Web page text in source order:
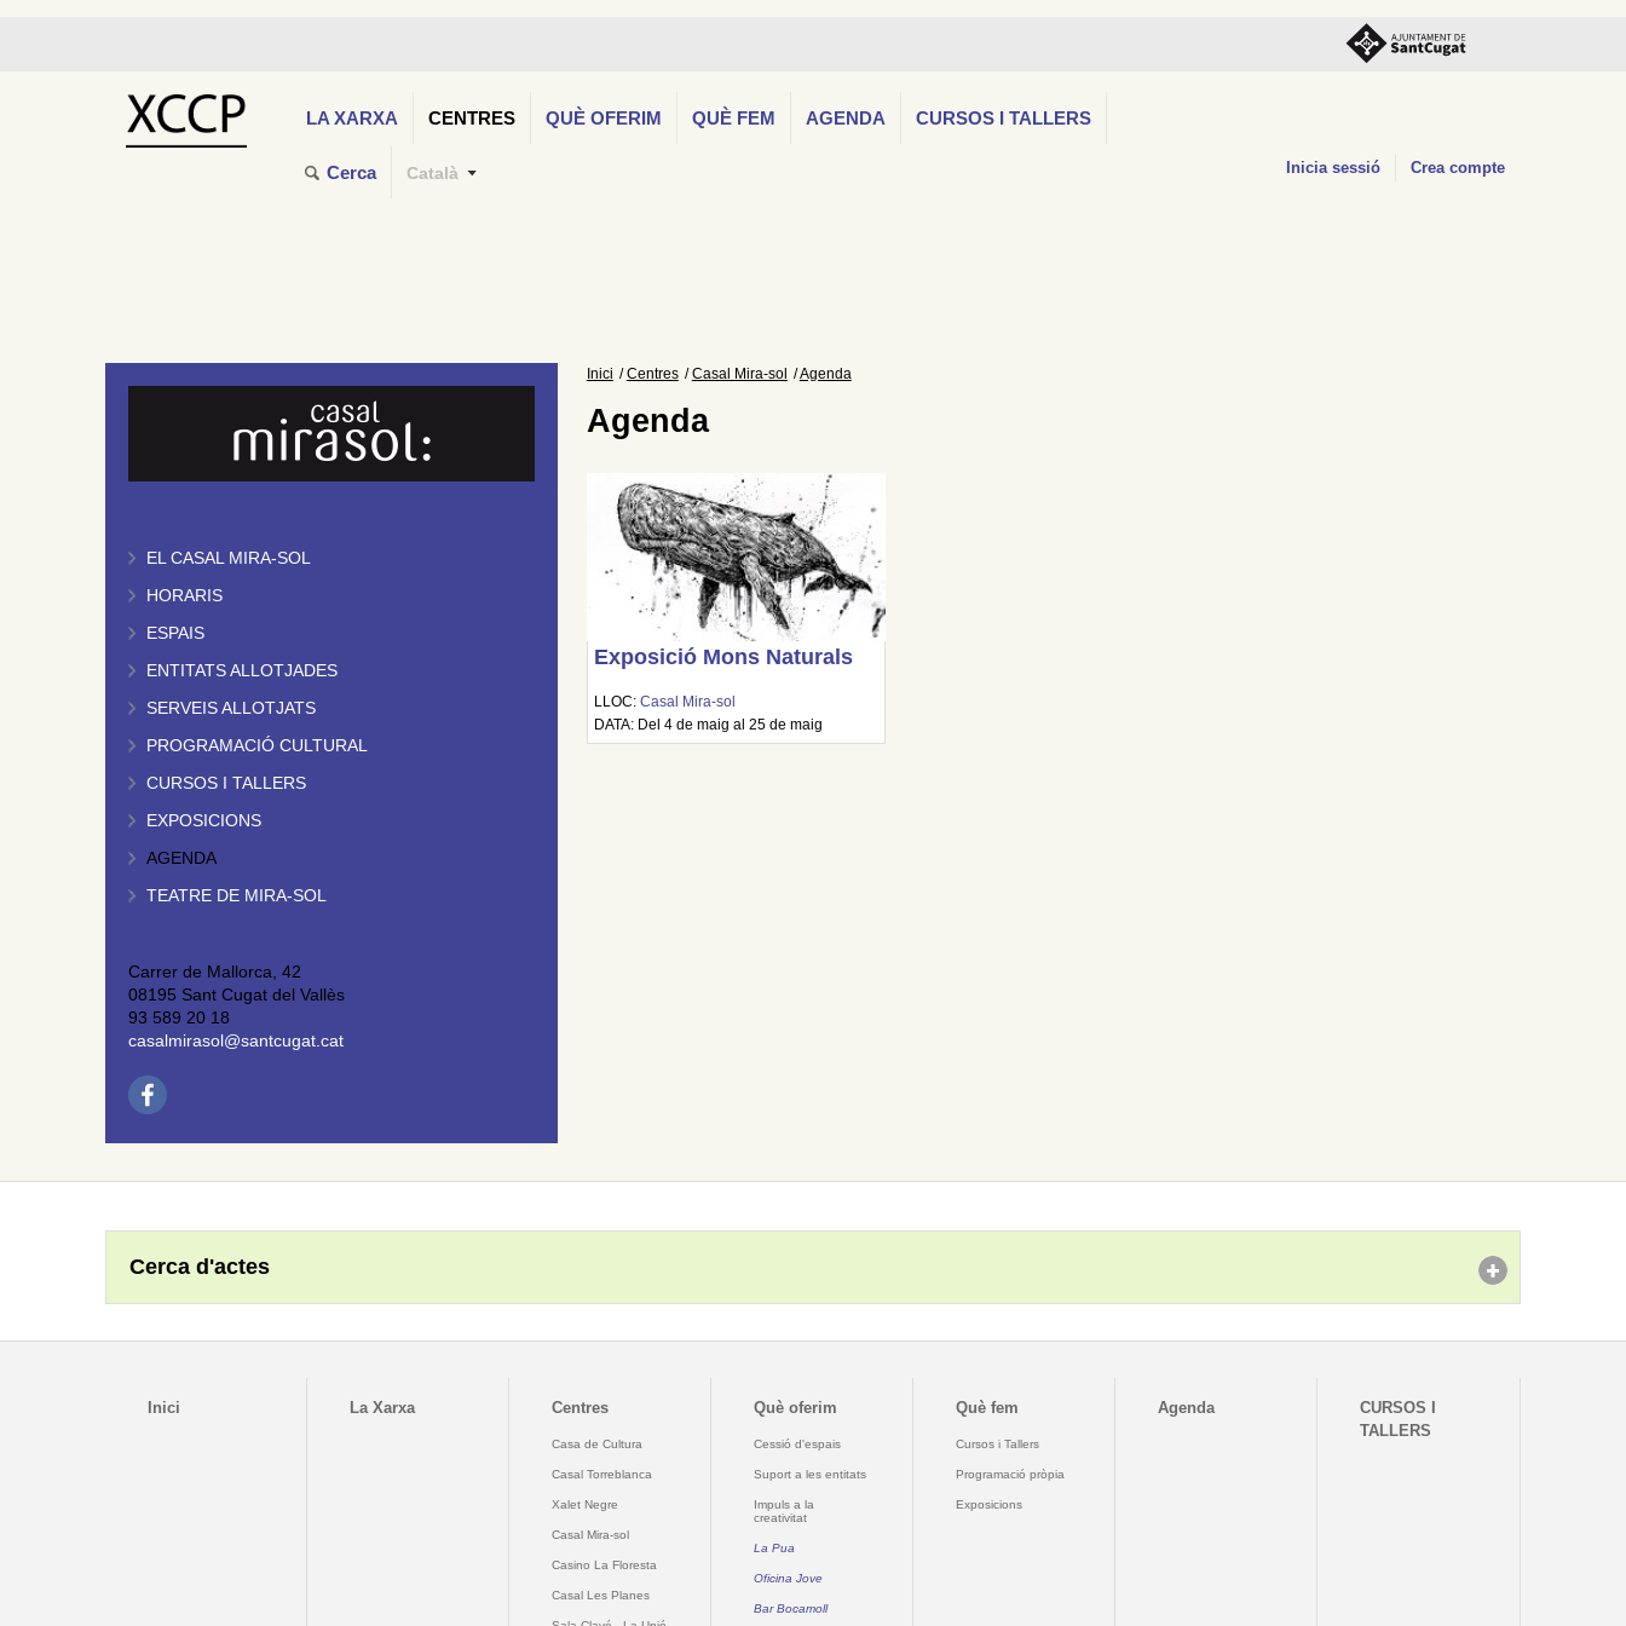
LA XARXA CENTRES QUÈ OFERIM QUÈ FEM AGENDA CURSOS I TALLERS
Cerca Català Inicia sessió Crea compte
EL CASAL MIRA-SOL
HORARIS
ESPAIS
ENTITATS ALLOTJADES
SERVEIS ALLOTJATS
PROGRAMACIÓ CULTURAL
CURSOS I TALLERS
EXPOSICIONS
AGENDA
TEATRE DE MIRA-SOL
Carrer de Mallorca, 42
08195 Sant Cugat del Vallès
93 589 20 18
casalmirasol@santcugat.cat
Inici Centres Casal Mira-sol Agenda
Agenda
Exposició Mons Naturals
LLOC: Casal Mira-sol
DATA: Del 4 de maig al 25 de maig
Cerca d'actes
Inici La Xarxa Centres
Casa de Cultura
Casal Torreblanca
Xalet Negre
Casal Mira-sol
Casino La Floresta
Casal Les Planes
Què oferim
Cessió d'espais
Suport a les entitats
Impuls a la
creativitat
La Pua
Oficina Jove
Bar Bocamoll
Què fem
Cursos i Tallers
Programació pròpia
Exposicions
Agenda
CURSOS I
TALLERS